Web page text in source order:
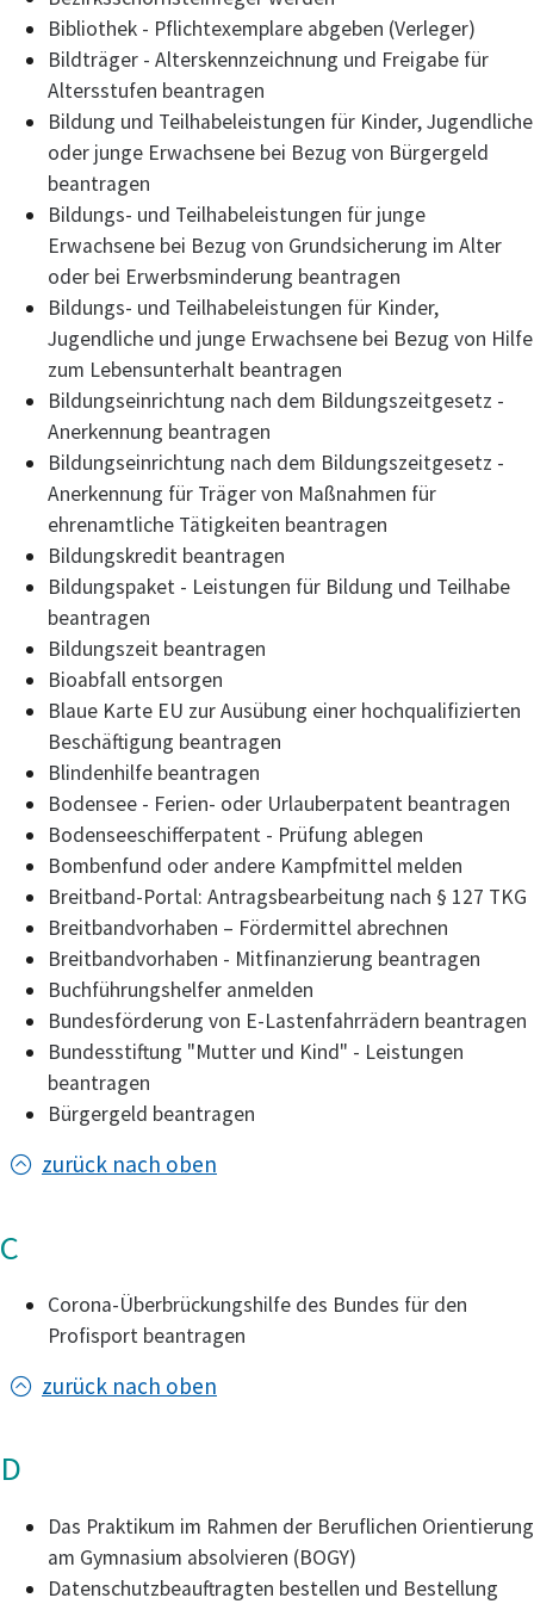
Bibliothek - Pflichtexemplare abgeben (Verleger)
Bildträger - Alterskennzeichnung und Freigabe für
Altersstufen beantragen
Bildung und Teilhabeleistungen für Kinder, Jugendliche
oder junge Erwachsene bei Bezug von Bürgergeld
beantragen
Bildungs- und Teilhabeleistungen für junge
Erwachsene bei Bezug von Grundsicherung im Alter
oder bei Erwerbsminderung beantragen
Bildungs- und Teilhabeleistungen für Kinder,
Jugendliche und junge Erwachsene bei Bezug von Hilfe
zum Lebensunterhalt beantragen
Bildungseinrichtung nach dem Bildungszeitgesetz -
Anerkennung beantragen
Bildungseinrichtung nach dem Bildungszeitgesetz -
Anerkennung für Träger von Maßnahmen für
ehrenamtliche Tätigkeiten beantragen
Bildungskredit beantragen
Bildungspaket - Leistungen für Bildung und Teilhabe
beantragen
Bildungszeit beantragen
Bioabfall entsorgen
Blaue Karte EU zur Ausübung einer hochqualifizierten
Beschäftigung beantragen
Blindenhilfe beantragen
Bodensee - Ferien- oder Urlauberpatent beantragen
Bodenseeschifferpatent - Prüfung ablegen
Bombenfund oder andere Kampfmittel melden
Breitband-Portal: Antragsbearbeitung nach § 127 TKG
Breitbandvorhaben – Fördermittel abrechnen
Breitbandvorhaben - Mitfinanzierung beantragen
Buchführungshelfer anmelden
Bundesförderung von E-Lastenfahrrädern beantragen
Bundesstiftung "Mutter und Kind" - Leistungen
beantragen
Bürgergeld beantragen
zurück nach oben
C
Corona-Überbrückungshilfe des Bundes für den
Profisport beantragen
zurück nach oben
D
Das Praktikum im Rahmen der Beruflichen Orientierung
am Gymnasium absolvieren (BOGY)
Datenschutzbeauftragten bestellen und Bestellung